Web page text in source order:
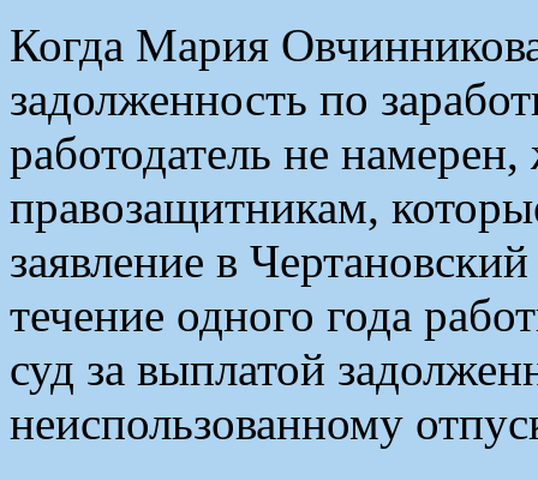
Когда Мария
задолженность по
работодатель не
правозащитникам,
заявление в
течение одного года
суд за выплатой
неиспользованному